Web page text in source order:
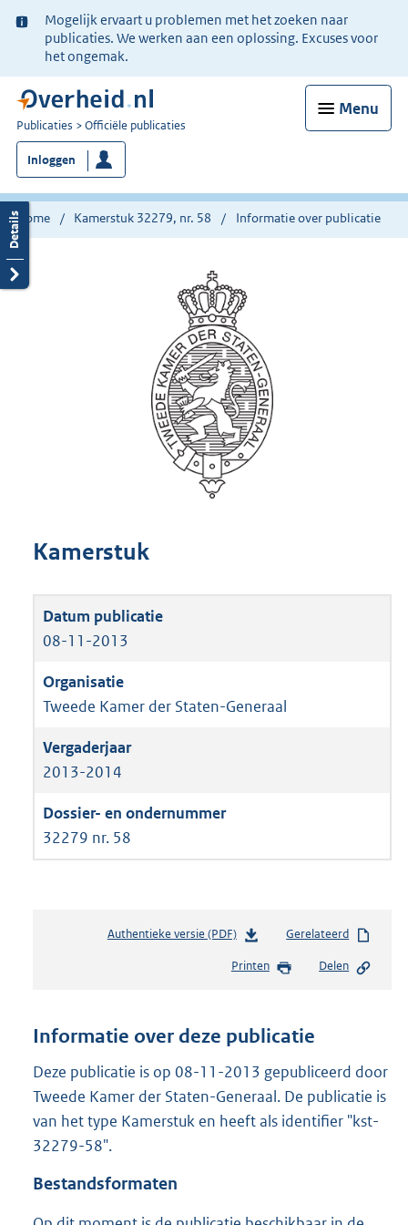
Ter
informatie:
Mogelijk ervaart u problemen met het zoeken naar
publicaties. We werken aan een oplossing. Excuses voor
het ongemak.
Menu
U
bent
nu
hier:
Publicaties Officiële publicaties
Inloggen
Home Kamerstuk 32279, nr. 58 Informatie over publicatie
Kamerstuk
08-11-2013
Tweede Kamer der Staten-Generaal
2013-2014
32279 nr. 58
Authentieke versie (PDF)b
s
n
s
r
o
:
Gerelateerd
Printen Delen
Informatie over deze publicatie
Deze publicatie is op 08-11-2013 gepubliceerd door
Tweede Kamer der Staten-Generaal. De publicatie is
van het type Kamerstuk en heeft als identifier "kst-
32279-58".
Bestandsformaten